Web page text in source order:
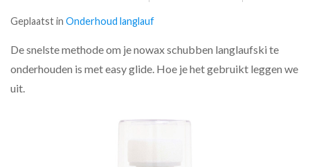
Geplaatst in Onderhoud langlauf
De snelste methode om je nowax schubben langlaufski te
onderhouden is met easy glide. Hoe je het gebruikt leggen we
uit.